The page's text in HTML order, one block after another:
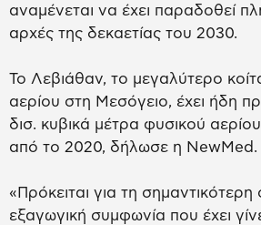
αναμένεται να έχει παραδοθεί
αρχές της δεκαετίας του 2030.
Το Λεβιάθαν, το μεγαλύτερο
αερίου στη Μεσόγειο, έχει ήδη
δισ. κυβικά μέτρα φυσικού
από το 2020, δήλωσε η NewMed.
«Πρόκειται για τη σημαντικότερη
εξαγωγική συμφωνία που έχει